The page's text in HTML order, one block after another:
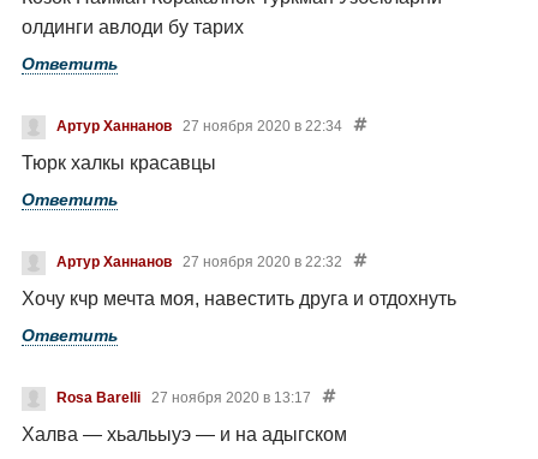
олдинги авлоди бу тарих
Ответить
Артур Ханнанов 27 ноября 2020 в 22:34
Тюрк халкы красавцы
Ответить
Артур Ханнанов 27 ноября 2020 в 22:32
Хочу кчр мечта моя, навестить друга и отдохнуть
Ответить
Rosa Barelli 27 ноября 2020 в 13:17
Халва — хьальыуэ — и на адыгском